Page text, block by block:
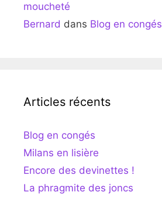
moucheté
Bernard dans Blog en congés
Articles récents
Blog en congés
Milans en lisière
Encore des devinettes !
La phragmite des joncs